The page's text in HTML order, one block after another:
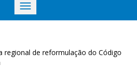
Toggle
navigation
regional de reformulação do Código